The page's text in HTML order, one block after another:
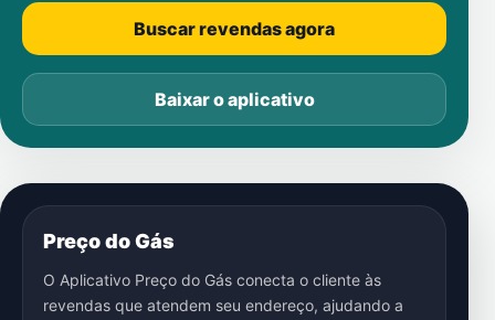
Buscar revendas agora
Baixar o aplicativo
Preço do Gás
O Aplicativo Preço do Gás conecta o cliente às
revendas que atendem seu endereço, ajudando a